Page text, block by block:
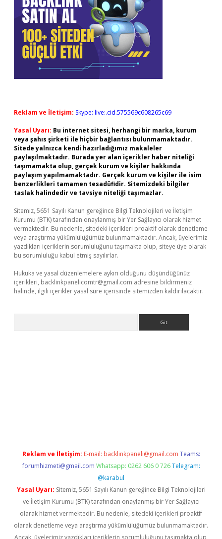
Reklam ve İletişim: Skype: live:.cid.575569c608265c69
Yasal Uyarı: Bu internet sitesi, herhangi bir marka, kurum
veya şahıs şirketi ile hiçbir bağlantısı bulunmamaktadır.
Sitede yalnızca kendi hazırladığımız makaleler
paylaşılmaktadır. Burada yer alan içerikler haber niteliği
taşımamakta olup, gerçek kurum ve kişiler hakkında
paylaşım yapılmamaktadır. Gerçek kurum ve kişiler ile isim
benzerlikleri tamamen tesadüfidir. Sitemizdeki bilgiler
taslak halindedir ve tavsiye niteliği taşımazlar.
Sitemiz, 5651 Sayılı Kanun gereğince Bilgi Teknolojileri ve İletişim
Kurumu (BTK) tarafından onaylanmış bir Yer Sağlayıcı olarak hizmet
vermektedir. Bu nedenle, sitedeki içerikleri proaktif olarak denetleme
veya araştırma yükümlülüğümüz bulunmamaktadır. Ancak, üyelerimiz
yazdıkları içeriklerin sorumluluğunu taşımakta olup, siteye üye olarak
bu sorumluluğu kabul etmiş sayılırlar.
Hukuka ve yasal düzenlemelere aykırı olduğunu düşündüğünüz
içerikleri, backlinkpanelicomtr@gmail.com adresine bildirmeniz
halinde, ilgili içerikler yasal süre içerisinde sitemizden kaldırılacaktır.
Reklam ve İletişim: E-mail: backlinkpaneli@gmail.com Teams:
forumhizmeti@gmail.com Whatsapp: 0262 606 0 726 Telegram:
@karabul
Yasal Uyarı: Sitemiz, 5651 Sayılı Kanun gereğince Bilgi Teknolojileri
ve İletişim Kurumu (BTK) tarafından onaylanmış bir Yer Sağlayıcı
olarak hizmet vermektedir. Bu nedenle, sitedeki içerikleri proaktif
olarak denetleme veya araştırma yükümlülüğümüz bulunmamaktadır.
Ancak, üyelerimiz yazdıkları içeriklerin sorumluluğunu taşımakta olup,